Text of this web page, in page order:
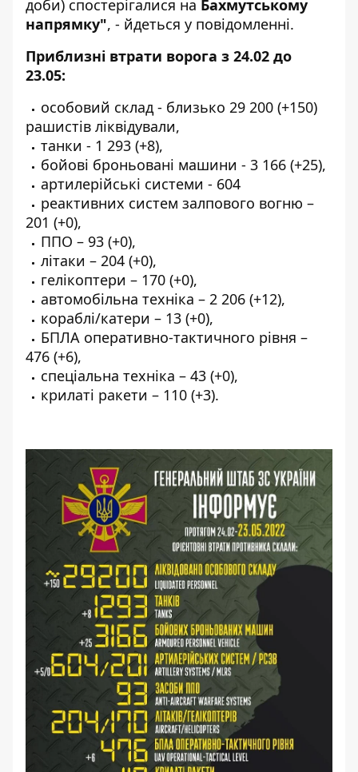
доби) спостерігалися на Бахмутському
напрямку", - йдеться у повідомленні.
Приблизні втрати ворога з 24.02 до
23.05:
особовий склад - близько 29 200 (+150)
рашистів ліквідували,
танки - 1 293 (+8),
бойові броньовані машини - 3 166 (+25),
артилерійські системи - 604
реактивних систем залпового вогню –
201 (+0),
ППО – 93 (+0),
літаки – 204 (+0),
гелікоптери – 170 (+0),
автомобільна техніка – 2 206 (+12),
кораблі/катери – 13 (+0),
БПЛА оперативно-тактичного рівня –
476 (+6),
спеціальна техніка – 43 (+0),
крилаті ракети – 110 (+3).